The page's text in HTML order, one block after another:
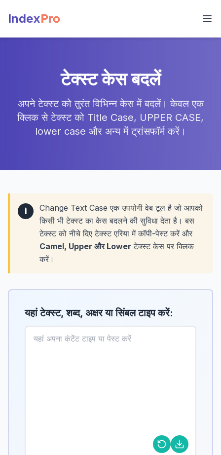
IndexPro
टेक्स्ट केस बदलें
अपने टेक्स्ट को तुरंत विभिन्न केस में बदलें। केवल एक
क्लिक से टेक्स्ट को Title Case, UPPER CASE,
lower case और अन्य में ट्रांसफॉर्म करें।
i
Change Text Case एक उपयोगी वेब टूल है जो आपको
किसी भी टेक्स्ट का केस बदलने की सुविधा देता है। बस
टेक्स्ट को नीचे दिए टेक्स्ट एरिया में कॉपी-पेस्ट करें और
Camel, Upper और Lower टेक्स्ट केस पर क्लिक
करें।
यहां टेक्स्ट, शब्द, अक्षर या सिंबल टाइप करें: